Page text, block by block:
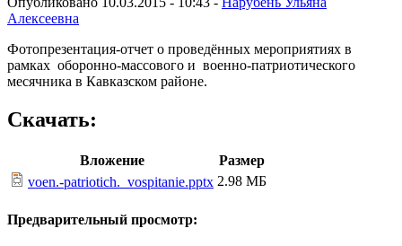
Алексеевна
Фотопрезентация-отчет о проведённых мероприятиях в
рамках оборонно-массового и военно-патриотического
месячника в Кавказском районе.
Скачать:
Вложение
Размер
voen.-patriotich._vospitanie.pptx 2.98 МБ
Предварительный просмотр: